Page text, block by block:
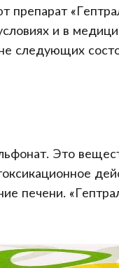
и в
следующих
Это
печени.